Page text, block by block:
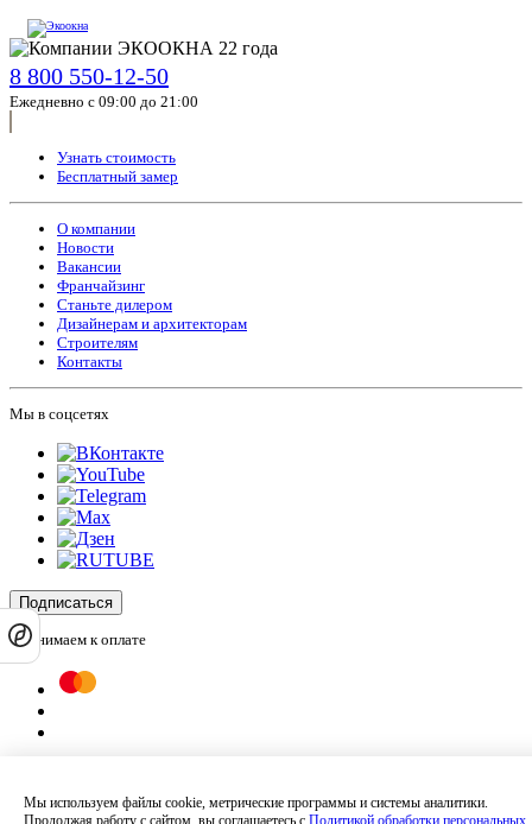
8 800 550-12-50
Ежедневно с 09:00 до 21:00
Узнать стоимость
Бесплатный замер
О компании
Новости
Вакансии
Франчайзинг
Станьте дилером
Дизайнерам и архитекторам
Строителям
Контакты
Мы в соцсетях
Подписаться
Принимаем к оплате
своих персональных данных в соответствии сполитикой
Мы используем файлы cookie, метрические программы и системы аналитики.
Продолжая работу с сайтом, вы соглашаетесь с Политикой обработки персональных